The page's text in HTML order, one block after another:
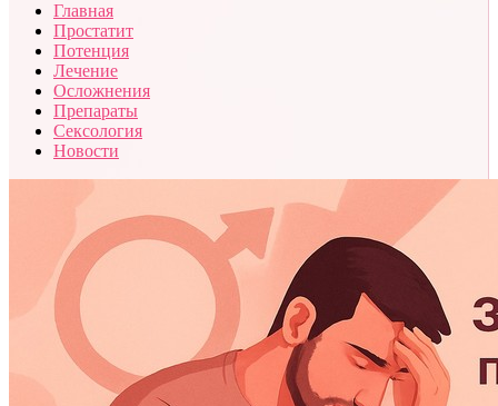
Главная
Простатит
Потенция
Лечение
Осложнения
Препараты
Сексология
Новости